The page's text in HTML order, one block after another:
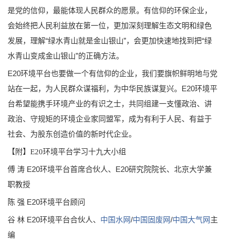
是党的信仰，最能体现人民群众的愿景。有信仰的环保企业，
会始终把人民利益放在第一位，更加深刻理解生态文明和绿色
发展，理解“绿水青山就是金山银山”，会更加快速地找到把“绿
水青山变成金山银山”的正确方法。
E20环境平台也要做一个有信仰的企业，我们要旗帜鲜明地与党
站在一起，为人民群众谋福利，为中华民族谋复兴。E20环境平
台希望能携手环境产业的有识之士，共同组建一支懂政治、讲
政治、守规矩的环境企业家同盟军，成为有利于人民、有益于
社会、为股东创造价值的新时代企业。
【附】E20环境平台学习十九大小组
傅 涛 E20环境平台首席合伙人、E20研究院院长、北京大学兼
职教授
陈 强 E20环境平台顾问
谷 林 E20环境平台合伙人、 中国水网/中国固废网/中国大气网主
编